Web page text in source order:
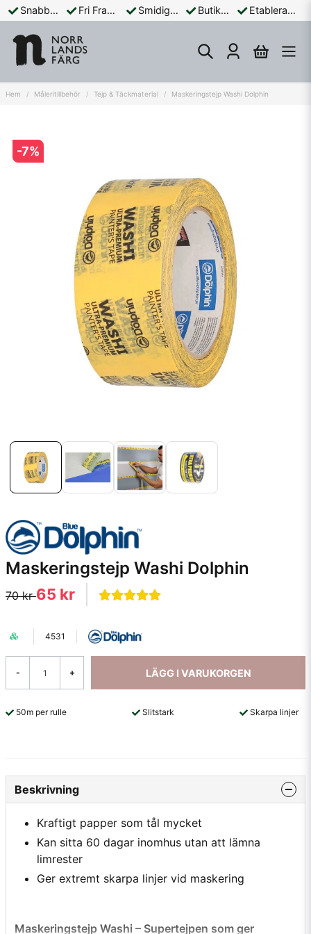
Snabba Leveranser Fri Frakt Över 899:- Smidiga Betalningar Butik och Online Etablerad Sedan 1965
Hem Måleritillbehör Tejp & Täckmaterial Maskeringstejp Washi Dolphin
-7%
Maskeringstejp Washi Dolphin
70 kr65 kr
4531
- + LÄGG I VARUKORGEN
50m per rulle Slitstark Skarpa linjer
Beskrivning
Kraftigt papper som tål mycket
Kan sitta 60 dagar inomhus utan att lämna
limrester
Ger extremt skarpa linjer vid maskering
Maskeringstejp Washi – Supertejpen som ger